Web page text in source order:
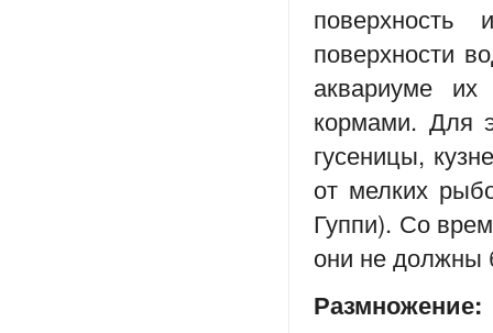
поверхности
аквариуме
кормами. Для
гусеницы,
от мелких
Гуппи). Со
они не должны
Размножение: